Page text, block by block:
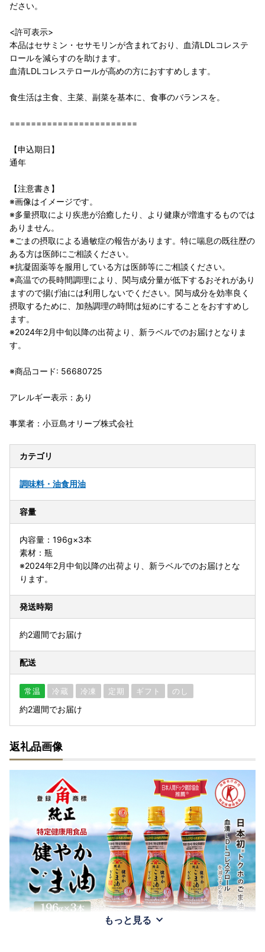
ださい。
<許可表示>
本品はセサミン・セサモリンが含まれており、血清LDLコレステ
ロールを減らすのを助けます。
血清LDLコレステロールが高めの方におすすめします。
食生活は主食、主菜、副菜を基本に、食事のバランスを。
========================
【申込期日】
通年
【注意書き】
※画像はイメージです。
※多量摂取により疾患が治癒したり、より健康が増進するものでは
ありません。
※ごまの摂取による過敏症の報告があります。特に喘息の既往歴の
ある方は医師にご相談ください。
※抗凝固薬等を服用している方は医師等にご相談ください。
※高温での長時間調理により、関与成分量が低下するおそれがあり
ますので揚げ油には利用しないでください。関与成分を効率良く
摂取するために、加熱調理の時間は短めにすることをおすすめし
ます。
※2024年2月中旬以降の出荷より、新ラベルでのお届けとなりま
す。
※商品コード: 56680725
アレルギー表示：あり
事業者：小豆島オリーブ株式会社
カテゴリ
調味料・油食用油
容量
内容量：196g×3本
素材：瓶
※2024年2月中旬以降の出荷より、新ラベルでのお届けとな
ります。
発送時期
約2週間でお届け
配送
常温 冷蔵 冷凍 定期 ギフト のし
約2週間でお届け
返礼品画像
もっと見る